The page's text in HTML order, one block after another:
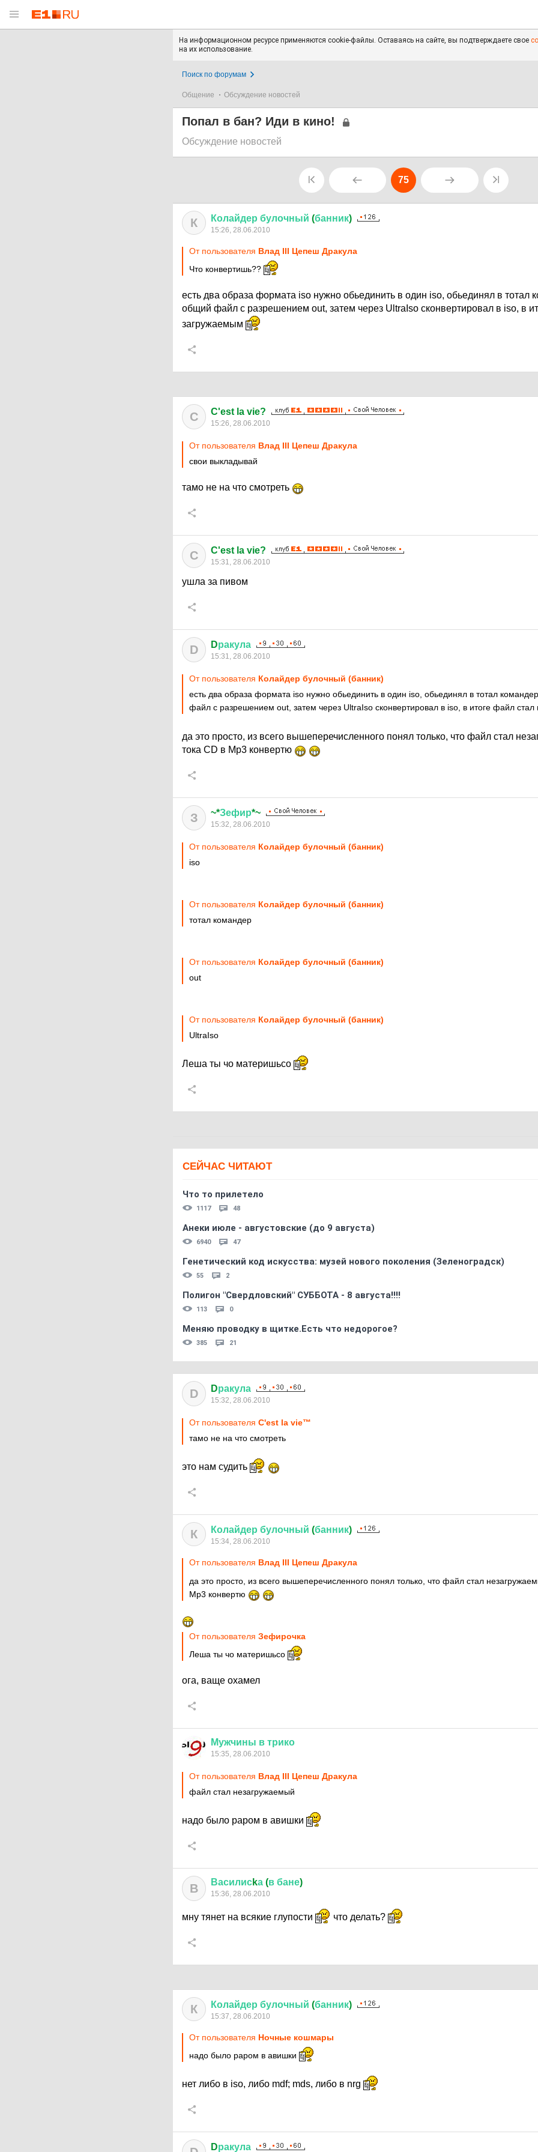
На информационном ресурсе применяются cookie-файлы. Оставаясь на сайте, вы подтверждаете свое
на их использование.
Поиск по форумам
Общение Обсуждение новостей
Попал в бан? Иди в кино!
Обсуждение новостей
75
К Колайдер булочный (банник)
15:26, 28.06.2010
От пользователя Влад III Цепеш Дракула
Что конвертишь??
есть два образа формата iso нужно обьединить в один iso, обьединял в тотал
общий файл с разрешением out, затем через UltraIso сконвертировал в iso, в
загружаемым
C C'est la vie?
15:26, 28.06.2010
От пользователя Влад III Цепеш Дракула
свои выкладывай
тамо не на что смотреть
C C'est la vie?
15:31, 28.06.2010
ушла за пивом
D Dракула
15:31, 28.06.2010
От пользователя Колайдер булочный (банник)
есть два образа формата iso нужно обьединить в один iso, обьединял в тотал
файл с разрешением out, затем через UltraIso сконвертировал в iso, в итоге файл
да это просто, из всего вышеперечисленного понял только, что файл стал
тока CD в Мр3 конвертю
З ~*Зефир*~
15:32, 28.06.2010
От пользователя Колайдер булочный (банник)
iso
От пользователя Колайдер булочный (банник)
тотал командер
От пользователя Колайдер булочный (банник)
out
От пользователя Колайдер булочный (банник)
UltraIso
Леша ты чо материшьсо
СЕЙЧАС ЧИТАЮТ
Что то прилетело
1117 48
Анеки июле - августовские (до 9 августа)
6940 47
Генетический код искусства: музей нового поколения (Зеленоградск)
55 2
Полигон "Свердловский" СУББОТА - 8 августа!!!!
113 0
Меняю проводку в щитке.Есть что недорогое?
385 21
D Dракула
15:32, 28.06.2010
От пользователя C'est la vie™
тамо не на что смотреть
это нам судить
К Колайдер булочный (банник)
15:34, 28.06.2010
От пользователя Влад III Цепеш Дракула
да это просто, из всего вышеперечисленного понял только, что файл стал
Мр3 конвертю
От пользователя Зефирочка
Леша ты чо материшьсо
ога, ваще охамел
Мужчины в трико
15:35, 28.06.2010
От пользователя Влад III Цепеш Дракула
файл стал незагружаемый
надо было раром в авишки
В Василисkа (в бане)
15:36, 28.06.2010
мну тянет на всякие глупости что делать?
К Колайдер булочный (банник)
15:37, 28.06.2010
От пользователя Ночные кошмары
надо было раром в авишки
нет либо в iso, либо mdf; mds, либо в nrg
Dракула